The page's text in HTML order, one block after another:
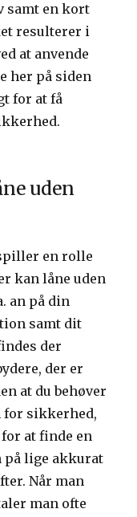
samt en kort
resulterer i
at anvende
her på siden
for at få
uden
en rolle
kan låne uden
an på din
samt dit
der
der er
at du behøver
for sikkerhed,
at finde en
på lige akkurat
Når man
man ofte